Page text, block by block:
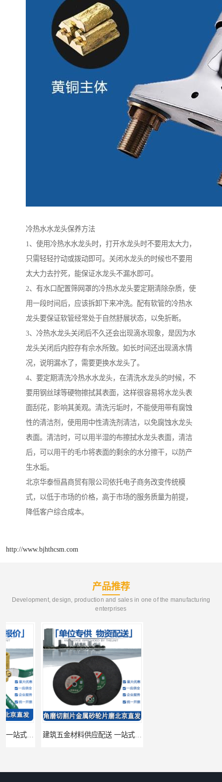
冷热水水龙头保养方法
1、使用冷热水水龙头时，打开水龙头时不要用太大力，
只需轻轻拧动或拨动即可。关闭水龙头的时候也不要用
太大力去拧死，能保证水龙头不漏水即可。
2、有水口配置筛网罩的冷热水龙头要定期清除杂质，使
用一段时间后，应该拆卸下来冲洗。配有软管的冷热水
龙头要保证软管经常处于自然舒展状态，以免折断。
3、冷热水龙头关闭后不久还会出现滴水现象，是因为水
龙头关闭后内腔存有佘水所致。如长时间还出现滴水情
况，说明漏水了，需要更换水龙头了。
4、要定期清洗冷热水水龙头，在清洗水龙头的时候，不
要用钢丝球等硬物擦拭其表面，这样很容易将水龙头表
面刮花，影响其美观。清洗污垢时，不能使用带有腐蚀
性的清洁剂，使用用中性清洗剂清洁，以免腐蚀水龙头
表面。清洁时，可以用半湿的布擦拭水龙头表面，清洁
后，可以用干的毛巾将表面的剩余的水分擦干，以防产
生水垢。
北京华泰恒昌商贸有限公司依托电子商务改变传统模
式，以低于市场的价格，高于市场的服务质量为前提，
降低客户综合成本。
http://www.bjhthcsm.com
产品推荐
Development, design, production and sales in one of the manufacturing
enterprises
建筑五金材料供应配送 一站式五金材料供应商